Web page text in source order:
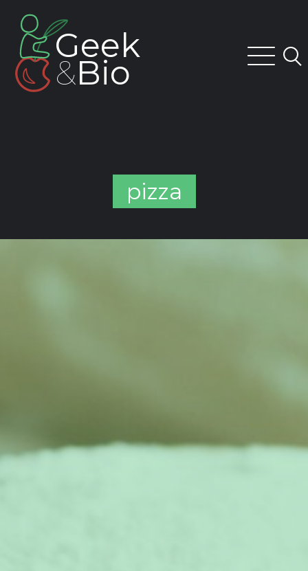
content
Geek
&Bio
pizza